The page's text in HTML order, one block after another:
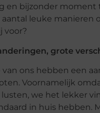
en bijzonder moment
leuke manieren
voor?
grote
van ons hebben een
Voornamelijk
we het lekker
in huis hebben.